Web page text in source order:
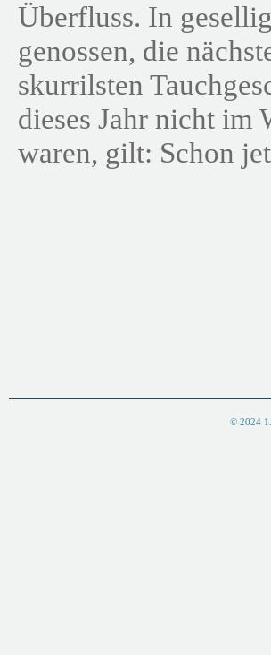
Überfluss. In
genossen, die
skurrilsten
dieses Jahr nicht im
waren, gilt: Schon
© 2024